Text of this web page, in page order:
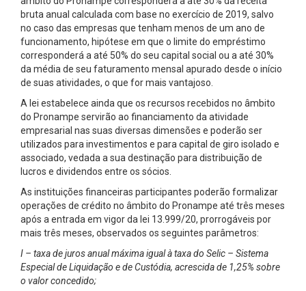
bruta anual calculada com base no exercício de 2019, salvo
no caso das empresas que tenham menos de um ano de
funcionamento, hipótese em que o limite do empréstimo
corresponderá a até 50% do seu capital social ou a até 30%
da média de seu faturamento mensal apurado desde o início
de suas atividades, o que for mais vantajoso.
A lei estabelece ainda que os recursos recebidos no âmbito
do Pronampe servirão ao financiamento da atividade
empresarial nas suas diversas dimensões e poderão ser
utilizados para investimentos e para capital de giro isolado e
associado, vedada a sua destinação para distribuição de
lucros e dividendos entre os sócios.
As instituições financeiras participantes poderão formalizar
operações de crédito no âmbito do Pronampe até três meses
após a entrada em vigor da lei 13.999/20, prorrogáveis por
mais três meses, observados os seguintes parâmetros:
I – taxa de juros anual máxima igual à taxa do Selic – Sistema
Especial de Liquidação e de Custódia, acrescida de 1,25% sobre
o valor concedido;